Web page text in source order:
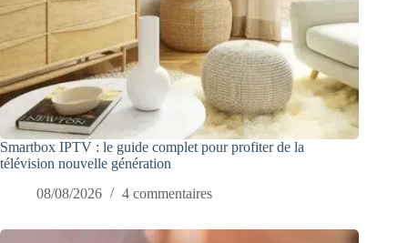
Smartbox IPTV : le guide complet pour profiter de la
télévision nouvelle génération
08/08/2026
4 commentaires